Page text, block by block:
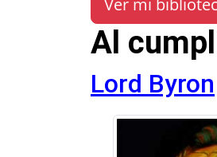
Ver mi
Al
Lord Byron